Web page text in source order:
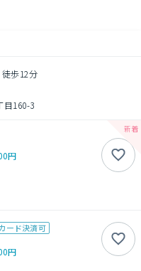
歩12分
目160-3
円
ード決済可
円